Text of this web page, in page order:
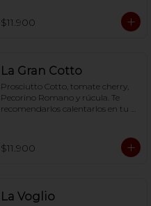
para que tome la crocancia
óptima ;)
$11.900
La Gran Cotto
Prosciutto Cotto, tomate cherry,
Pecorino Romano y rúcula. Te
recomendarlos calentarlos en tu
óptima ;)
$11.900
La Voglio